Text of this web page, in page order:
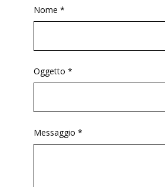
Nome *
Oggetto *
Messaggio *